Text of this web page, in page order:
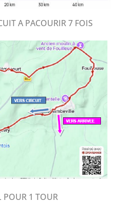
A PACOURIR 7 FOIS
POUR 1 TOUR